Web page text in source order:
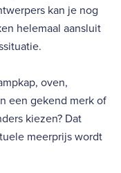
kan je nog
helemaal aansluit
oven,
een gekend merk of
kiezen? Dat
meerprijs wordt